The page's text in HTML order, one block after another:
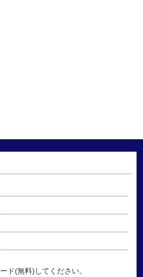
ド(無料)してください。